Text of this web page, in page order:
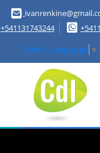
+541131743244
Select Language ▼